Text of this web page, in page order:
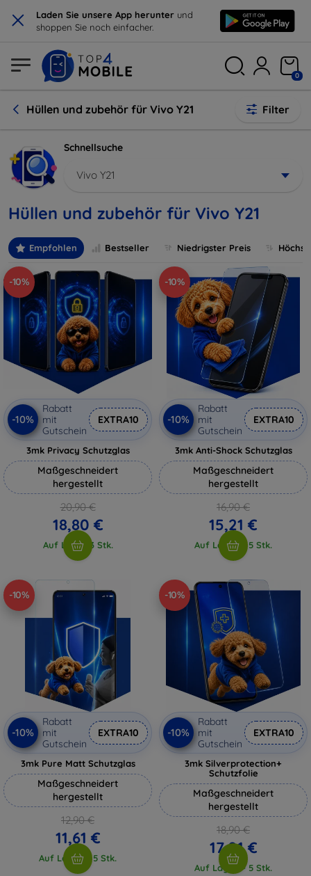
× Laden Sie unsere App herunter und
shoppen Sie noch einfacher.
0
Hüllen und zubehör für Vivo Y21 Filter
Schnellsuche
Vivo Y21
Hüllen und zubehör für Vivo Y21
Empfohlen Bestseller Niedrigster Preis
-10%
-10%
Rabatt
mit
Gutschein
EXTRA10
3mk Privacy Schutzglas
Maßgeschneidert
hergestellt
20,90 €
18,80 €
Auf Lager 3 Stk.
-10%
-10%
Rabatt
mit
Gutschein
EXTRA10
3mk Anti-Shock Schutzglas
Maßgeschneidert
hergestellt
16,90 €
15,21 €
Auf Lager > 5 Stk.
-10%
-10%
Rabatt
mit
Gutschein
EXTRA10
3mk Pure Matt Schutzglas
Maßgeschneidert
hergestellt
12,90 €
11,61 €
Auf Lager > 5 Stk.
-10%
-10%
Rabatt
mit
Gutschein
EXTRA10
3mk Silverprotection+
Schutzfolie
Maßgeschneidert
hergestellt
18,90 €
17,01 €
Auf Lager > 5 Stk.